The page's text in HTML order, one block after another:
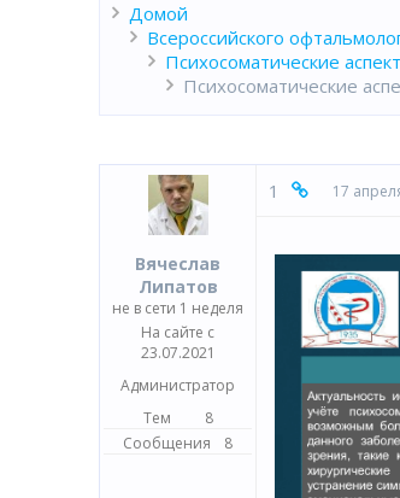
Домой
Всероссийского
Психосоматические
Психосоматические
Вячеслав
Липатов
не в сети 1 неделя
На сайте с
23.07.2021
Администратор
Тем
8
Сообщения
8
1 17